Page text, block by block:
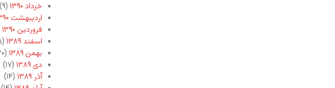
خرداد ۱۳۹۰
(۹)
اردیبهشت ۱۳۹۰
فروردین ۱۳۹۰
اسفند ۱۳۸۹
(۱۵)
بهمن ۱۳۸۹
(۲۰)
دی ۱۳۸۹
(۱۷)
آذر ۱۳۸۹
(۱۴)